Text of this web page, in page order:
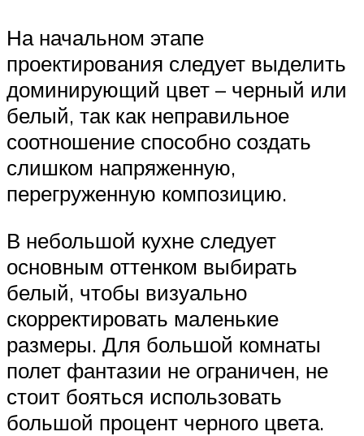
На начальном этапе
проектирования следует выделить
доминирующий цвет – черный или
белый, так как неправильное
соотношение способно создать
слишком напряженную,
перегруженную композицию.
В небольшой кухне следует
основным оттенком выбирать
белый, чтобы визуально
скорректировать маленькие
размеры. Для большой комнаты
полет фантазии не ограничен, не
стоит бояться использовать
большой процент черного цвета.